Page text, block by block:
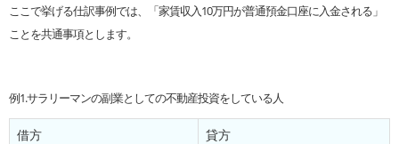
ここで挙げる仕訳事例では、「家賃収入10万円が普通預金口座に入金される」
ことを共通事項とします。
例1.サラリーマンの副業としての不動産投資をしている人
借方
貸方